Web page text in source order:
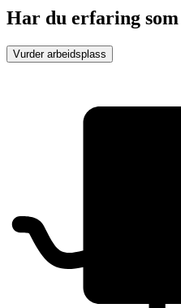
Har du erfaring
Vurder arbeidsplass